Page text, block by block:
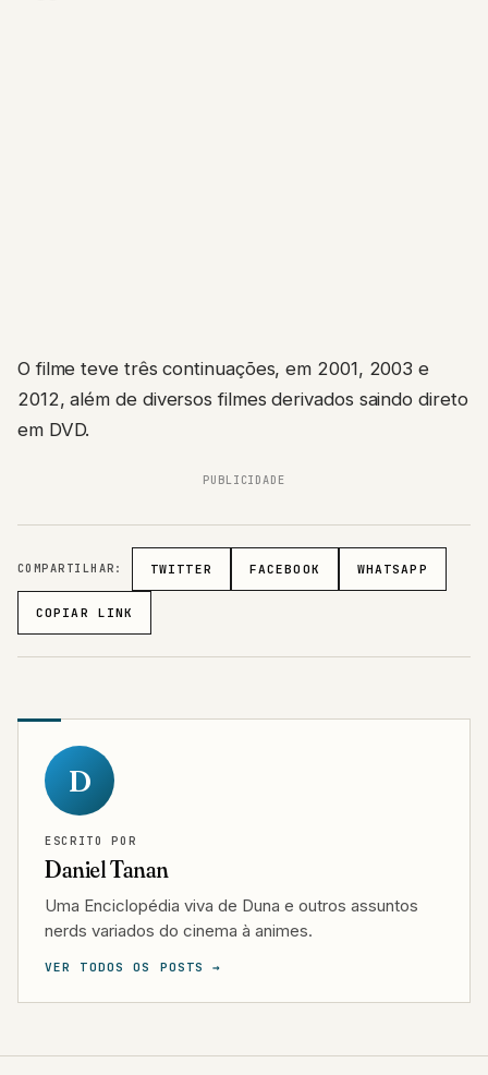
O filme teve três continuações, em 2001, 2003 e
2012, além de diversos filmes derivados saindo direto
em DVD.
PUBLICIDADE
COMPARTILHAR: TWITTER FACEBOOK WHATSAPP
COPIAR LINK
D
ESCRITO POR
Daniel Tanan
Uma Enciclopédia viva de Duna e outros assuntos
nerds variados do cinema à animes.
VER TODOS OS POSTS →